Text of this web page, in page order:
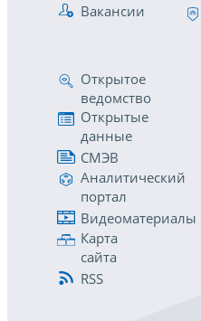
Вакансии
Открытое
ведомство
Открытые
данные
СМЭВ
Аналитический
портал
Видеоматериалы
Карта
сайта
RSS